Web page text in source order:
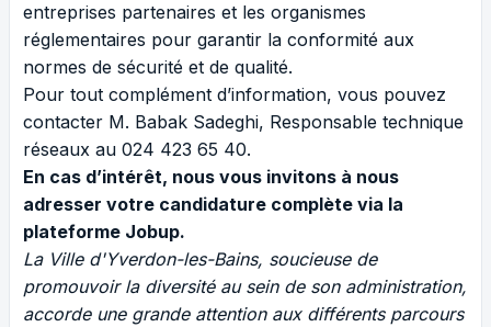
entreprises partenaires et les organismes
réglementaires pour garantir la conformité aux
normes de sécurité et de qualité.
Pour tout complément d’information, vous pouvez
contacter M. Babak Sadeghi, Responsable technique
réseaux au 024 423 65 40.
En cas d’intérêt, nous vous invitons à nous
adresser votre candidature complète via la
plateforme Jobup.
La Ville d'Yverdon-les-Bains, soucieuse de
promouvoir la diversité au sein de son administration,
accorde une grande attention aux différents parcours